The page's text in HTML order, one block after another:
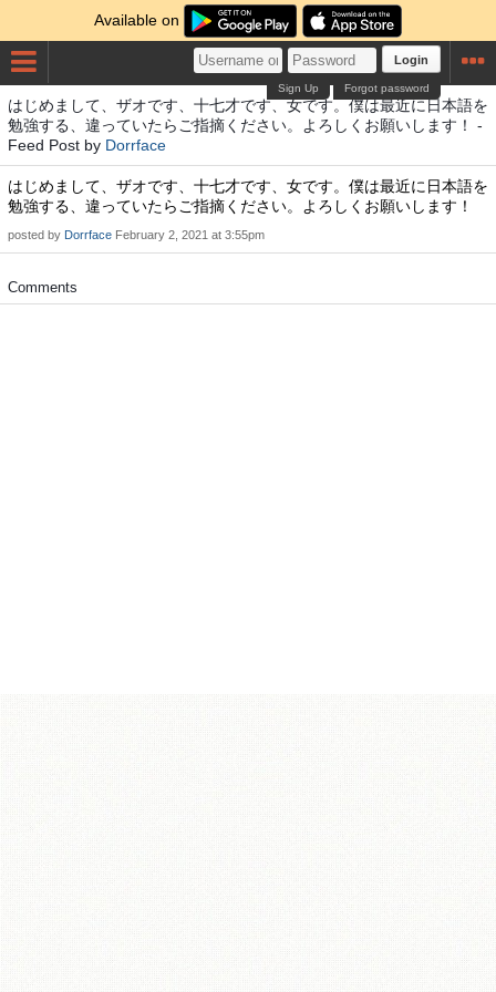
Available on
Login
Forgot password
Sign Up
はじめまして、ザオです、十七才です、女です。僕は最近に日本語を
勉強する、違っていたらご指摘ください。よろしくお願いします！ -
Feed Post by Dorrface
はじめまして、ザオです、十七才です、女です。僕は最近に日本語を
勉強する、違っていたらご指摘ください。よろしくお願いします！
posted by Dorrface February 2, 2021 at 3:55pm
Comments